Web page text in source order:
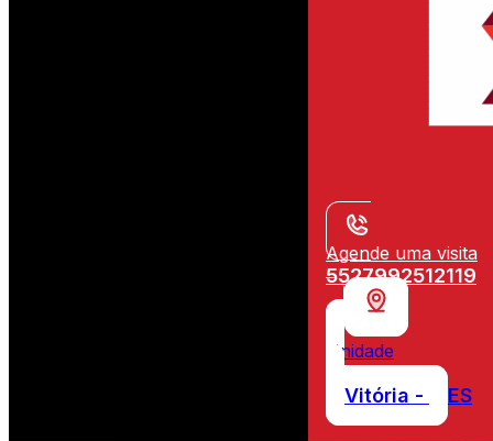
Agende uma visita
5527992512119
Unidade
Vitória - ES